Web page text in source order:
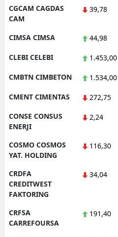
CGCAM CAGDAS
CAM
39,78
CIMSA CIMSA 44,98
CLEBI CELEBI 1.453,00
CMBTN CIMBETON 1.534,00
CMENT CIMENTAS 272,75
CONSE CONSUS
ENERJI
2,24
COSMO COSMOS
YAT. HOLDING
116,30
CRDFA
CREDITWEST
FAKTORING
34,04
CRFSA
CARREFOURSA
191,40